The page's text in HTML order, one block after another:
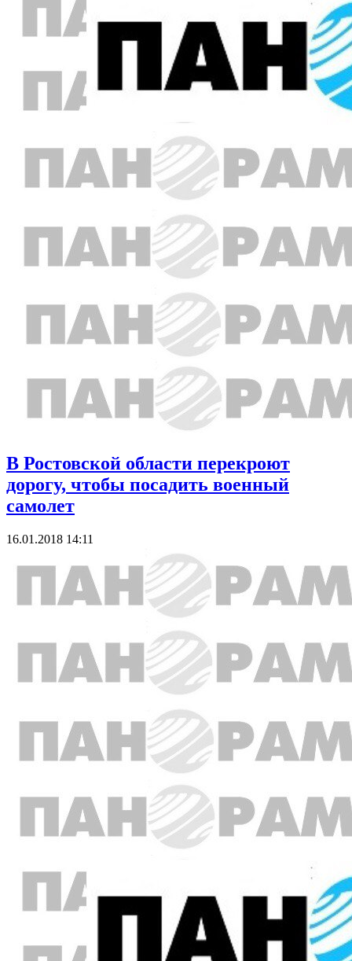
В Ростовской области перекроют
дорогу, чтобы посадить военный
самолет
16.01.2018 14:11